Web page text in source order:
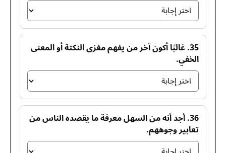
35. غالبًا أكون آخر من يفهم مغزى النكتة أو المعنى
الخفي.
36. أجد أنه من السهل معرفة ما يقصده الناس من
تعابير وجوههم.